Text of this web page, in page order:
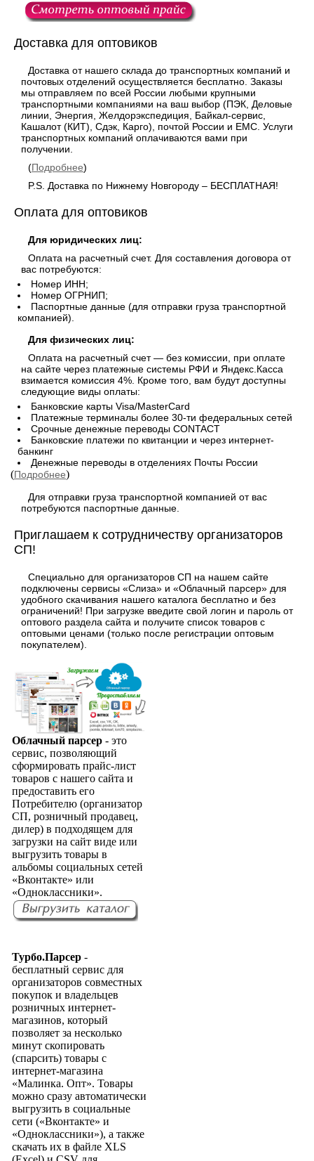
Доставка для оптовиков
Доставка от нашего склада до транспортных компаний и
почтовых отделений осуществляется бесплатно. Заказы
мы отправляем по всей России любыми крупными
транспортными компаниями на ваш выбор (ПЭК, Деловые
линии, Энергия, Желдорэкспедиция, Байкал-сервис,
Кашалот (КИТ), Сдэк, Карго), почтой России и ЕМС. Услуги
транспортных компаний оплачиваются вами при
получении.
(Подробнее)
P.S. Доставка по Нижнему Новгороду – БЕСПЛАТНАЯ!
Оплата для оптовиков
Для юридических лиц:
Оплата на расчетный счет. Для составления договора от
вас потребуются:
Номер ИНН;
Номер ОГРНИП;
Паспортные данные (для отправки груза транспортной
компанией).
Для физических лиц:
Оплата на расчетный счет — без комиссии, при оплате
на сайте через платежные системы РФИ и Яндекс.Касса
взимается комиссия 4%. Кроме того, вам будут доступны
следующие виды оплаты:
Банковские карты Visa/MasterCard
Платежные терминалы более 30-ти федеральных сетей
Срочные денежные переводы СONTACT
Банковские платежи по квитанции и через интернет-
банкинг
Денежные переводы в отделениях Почты России
(Подробнее)
Для отправки груза транспортной компанией от вас
потребуются паспортные данные.
Приглашаем к сотрудничеству организаторов
СП!
Специально для организаторов СП на нашем сайте
подключены сервисы «Слиза» и «Облачный парсер» для
удобного скачивания нашего каталога бесплатно и без
ограничений! При загрузке введите свой логин и пароль от
оптового раздела сайта и получите список товаров с
оптовыми ценами (только после регистрации оптовым
покупателем).
Облачный парсер - это
сервис, позволяющий
сформировать прайс-лист
товаров с нашего сайта и
предоставить его
Потребителю (организатор
СП, розничный продавец,
дилер) в подходящем для
загрузки на сайт виде или
выгрузить товары в
альбомы социальных сетей
«Вконтакте» или
«Одноклассники».
Турбо.Парсер -
бесплатный сервис для
организаторов совместных
покупок и владельцев
розничных интернет-
магазинов, который
позволяет за несколько
минут скопировать
(спарсить) товары с
интернет-магазина
«Малинка. Опт». Товары
можно сразу автоматически
выгрузить в социальные
сети («Вконтакте» и
«Одноклассники»), а также
скачать их в файле XLS